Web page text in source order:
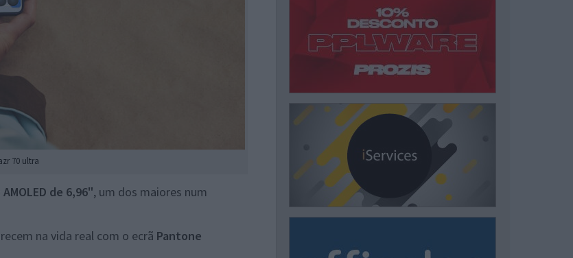
70 ultra
de 6,96", um dos maiores num
na vida real com o ecrã Pantone